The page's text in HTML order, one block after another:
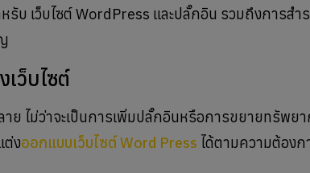
บ เว็บไซต์ WordPress และปลั๊กอิน รวมถึงการสำ
ว็บไซต์
ไม่ว่าจะเป็นการเพิ่มปลั๊กอินหรือการขยายทรัพยา
ต่งออกแบบเว็บไซต์ Word Press ได้ตามความต้องก